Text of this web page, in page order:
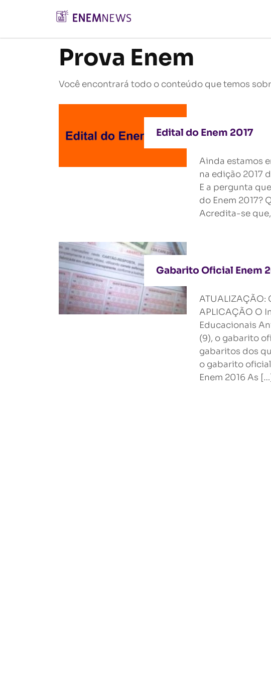
Prova Enem
Você encontrará todo o conteúdo que temos
Edital do Enem 2017
Ainda estamos
na edição 2017
E a pergunta
do Enem 2017?
Acredita-se
Gabarito Oficial Enem
ATUALIZAÇÃO:
APLICAÇÃO O
Educacionais
(9), o gabarito
gabaritos dos
o gabarito
Enem 2016 As […]